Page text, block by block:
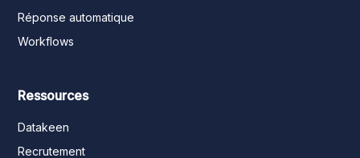
Réponse automatique
Workflows
Ressources
Datakeen
Recrutement